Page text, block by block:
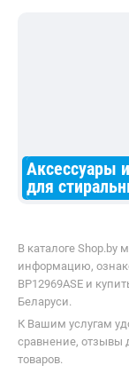
Аксессуары
для
В каталоге
информацию,
BP12969ASE и
Беларуси.
К Вашим услугам
сравнение, отзывы
товаров.